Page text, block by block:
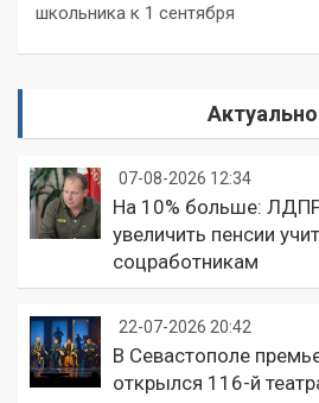
школьника к 1 сентября
07-08-2026 12:34
На 10% больше:
увеличить пенсии
соцработникам
22-07-2026 20:42
В Севастополе
открылся 116-й